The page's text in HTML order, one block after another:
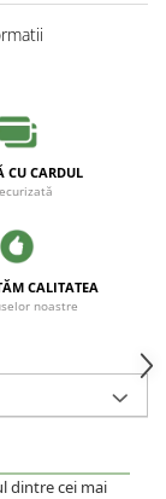
CU CARDUL
CALITATEA
noastre
dintre cei mai